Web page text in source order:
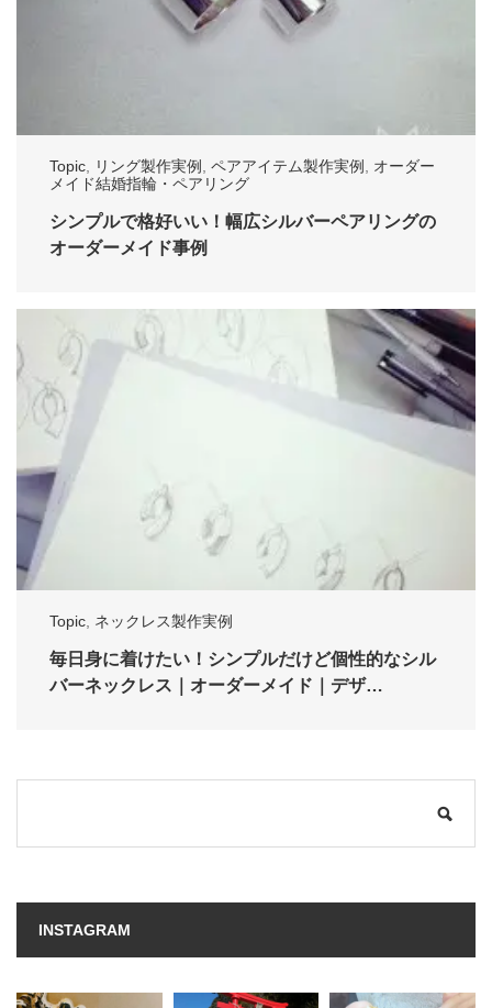
Topic リング製作実例 ペアアイテム製作実例
オーダー
メイド結婚指輪・ペアリング
シンプルで格好いい！幅広シルバーペアリングの
オーダーメイド事例
Topic ネックレス製作実例
毎日身に着けたい！シンプルだけど個性的なシル
バーネックレス｜オーダーメイド｜デザ…
INSTAGRAM